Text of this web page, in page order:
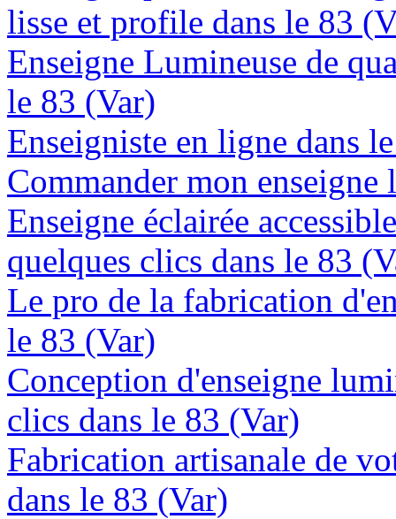
lisse et profile dans le 83
Enseigne Lumineuse de
le 83 (Var)
Enseigniste en ligne dans
Commander mon
Enseigne éclairée
quelques clics dans le 83
Le pro de la fabrication
le 83 (Var)
Conception d'enseigne
clics dans le 83 (Var)
Fabrication artisanale de
dans le 83 (Var)